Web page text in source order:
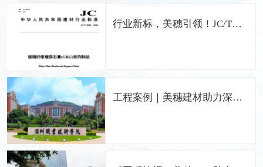
行业新标，美穗引领！JC/T
工程案例｜美穗建材助力深圳